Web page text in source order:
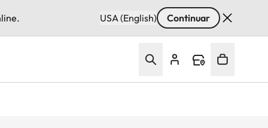
USA (English) Continuar